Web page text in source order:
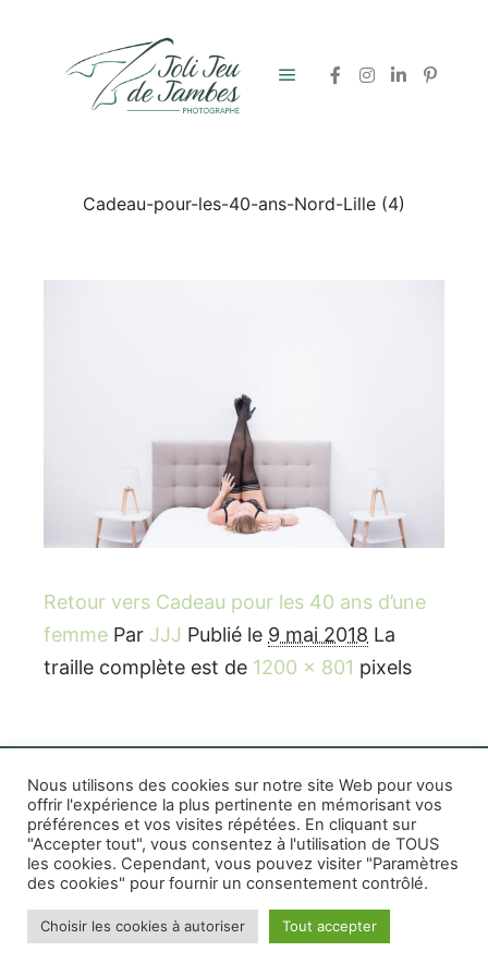
Cadeau-pour-les-40-ans-Nord-Lille (4)
Retour vers Cadeau pour les 40 ans d’une
femme Par JJJ Publié le 9 mai 2018 La
traille complète est de 1200 × 801 pixels
Rife WordPress Theme|Photographe boudoir et
photo thérapeutique Montréal Lille Avignon
Photographe mariage et famille Montréal|
Photographe commercial Montréal|Mentions
légales
Nous utilisons des cookies sur notre site Web pour vous
offrir l'expérience la plus pertinente en mémorisant vos
préférences et vos visites répétées. En cliquant sur
"Accepter tout", vous consentez à l'utilisation de TOUS
les cookies. Cependant, vous pouvez visiter "Paramètres
des cookies" pour fournir un consentement contrôlé.
Choisir les cookies à autoriser Tout accepter